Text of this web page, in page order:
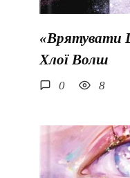
«Врятувати
Хлої Волш
0 8